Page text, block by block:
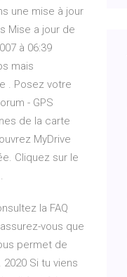
une mise à jour
Mise a jour de
à 06:39
mais
. Posez votre
- GPS
de la carte
MyDrive
Cliquez sur le
la FAQ
vous que
permet de
Si tu viens